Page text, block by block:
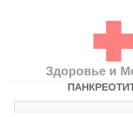
Здоровье и